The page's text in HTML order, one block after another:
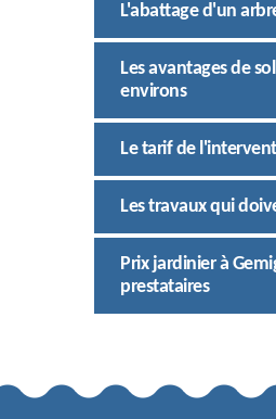
L'abattage d'un
Les avantages de
environs
Le tarif de
Les travaux qui
Prix jardinier à
prestataires